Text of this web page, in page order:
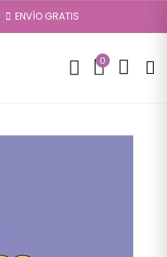
ENVÍO GRATIS
0